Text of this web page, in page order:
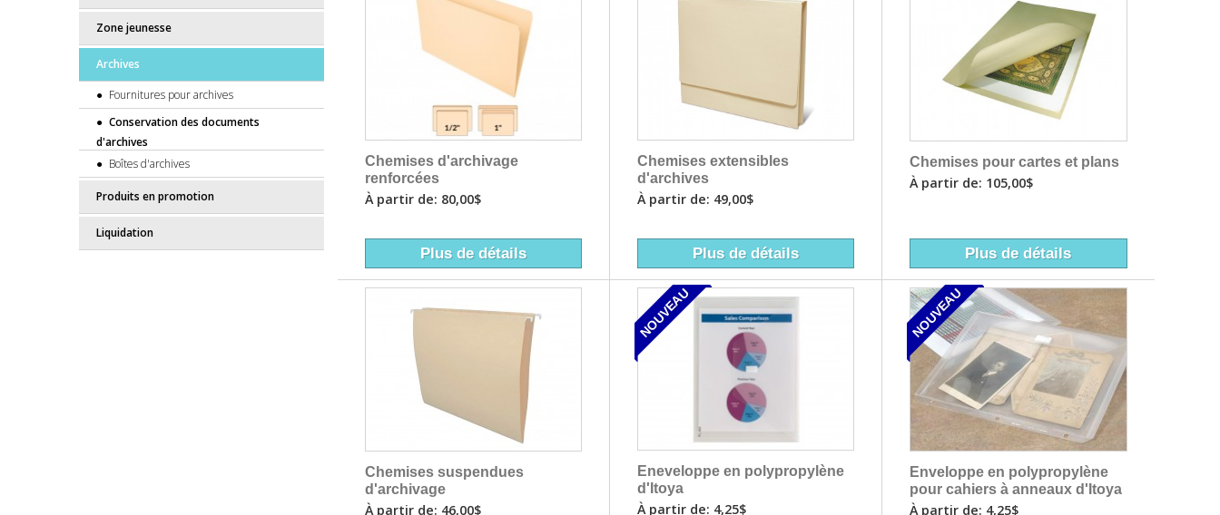
Zone jeunesse
Archives
Fournitures pour archives
Conservation des documents
d'archives
Boîtes d'archives
Produits en promotion
Liquidation
Chemises d'archivage
renforcées
À partir de: 80,00$
Plus de détails
Chemises extensibles
d'archives
À partir de: 49,00$
Plus de détails
Chemises pour cartes et plans
À partir de: 105,00$
Plus de détails
Chemises suspendues
d'archivage
À partir de: 46,00$
NOUVEAU
Eneveloppe en polypropylène
d'Itoya
À partir de: 4,25$
NOUVEAU
Enveloppe en polypropylène
pour cahiers à anneaux d'Itoya
À partir de: 4,25$